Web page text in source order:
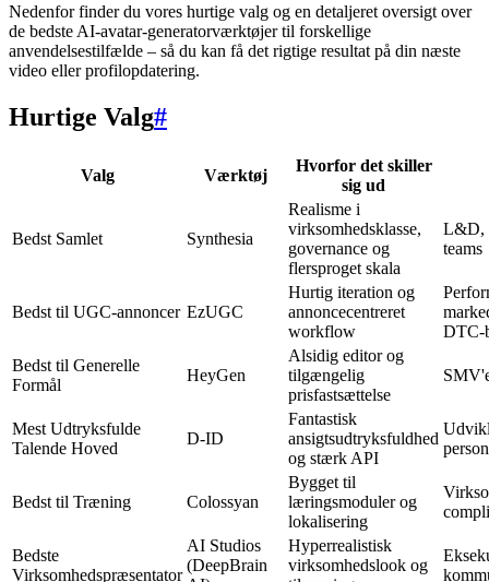
Nedenfor finder du vores hurtige valg og en detaljeret oversigt over
de bedste AI-avatar-generatorværktøjer til forskellige
anvendelsestilfælde – så du kan få det rigtige resultat på din næste
video eller profilopdatering.
Hurtige Valg#
Valg Værktøj
Hvorfor det skiller
sig ud
Bedst Samlet Synthesia
Realisme i
virksomhedsklasse,
governance og
flersproget skala
L&D,
teams
Bedst til UGC-annoncer EzUGC
Hurtig iteration og
annoncecentreret
workflow
DTC-
Bedst til Generelle
Formål
HeyGen
Alsidig editor og
tilgængelig
prisfastsættelse
Mest Udtryksfulde
Talende Hoved
D-ID
Fantastisk
ansigtsudtryksfuldhed
og stærk API
Bedst til Træning Colossyan
Bygget til
læringsmoduler og
lokalisering
Bedste
Virksomhedspræsentator
AI Studios
(DeepBrain
Hyperrealistisk
virksomhedslook og